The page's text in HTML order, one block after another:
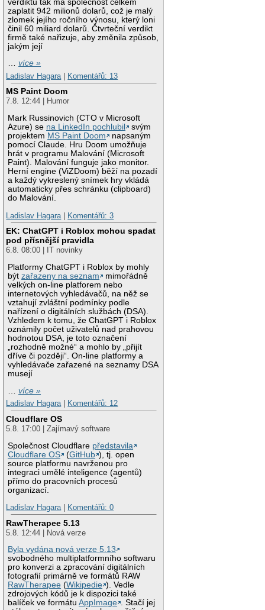
verdiktu tak má společnost celkem
zaplatit 942 milionů dolarů, což je malý
zlomek jejího ročního výnosu, který loni
činil 60 miliard dolarů. Čtvrteční verdikt
firmě také nařizuje, aby změnila způsob,
jakým její
…více »
Ladislav Hagara
Komentářů: 13
MS Paint Doom
7.8. 12:44 | Humor
Mark Russinovich (CTO v Microsoft
Azure) se na LinkedIn pochlubil
svým
projektem MS Paint Doom
napsaným
pomocí Claude. Hru Doom umožňuje
hrát v programu Malování (Microsoft
Paint). Malování funguje jako monitor.
Herní engine (ViZDoom) běží na pozadí
a každý vykreslený snímek hry vkládá
automaticky přes schránku (clipboard)
do Malování.
Ladislav Hagara
Komentářů: 3
EK: ChatGPT i Roblox mohou spadat
pod přísnější pravidla
6.8. 08:00 | IT novinky
Platformy ChatGPT i Roblox by mohly
býtzařazeny na seznam
mimořádně
velkých on-line platforem nebo
internetových vyhledávačů, na něž se
vztahují zvláštní podmínky podle
nařízení o digitálních službách (DSA).
Vzhledem k tomu, že ChatGPT i Roblox
oznámily počet uživatelů nad prahovou
hodnotou DSA, je toto označení
„rozhodně možné“ a mohlo by „přijít
dříve či později“. On-line platformy a
vyhledávače zařazené na seznamy DSA
musejí
…více »
Ladislav Hagara| Komentářů: 12
Cloudflare OS
5.8. 17:00 | Zajímavý software
Společnost Cloudflare představila
Cloudflare OS
(GitHub ), tj. open
source platformu navrženou pro
integraci umělé inteligence (agentů)
přímo do pracovních procesů
organizací.
Ladislav Hagara| Komentářů: 0
RawTherapee 5.13
5.8. 12:44 | Nová verze
Byla vydána nová verze 5.13
svobodného multiplatformního softwaru
pro konverzi a zpracování digitálních
fotografií primárně ve formátů RAW
RawTherapee (Wikipedie ). Vedle
zdrojových kódů je k dispozici také
balíček ve formátuAppImage . Stačí jej